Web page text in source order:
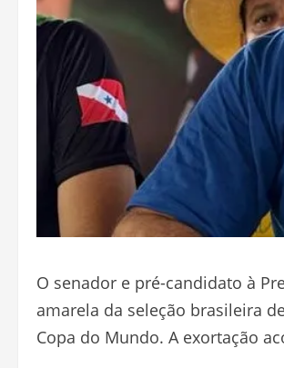
O senador e pré-candidato à
amarela da seleção brasileira
Copa do Mundo. A exortação